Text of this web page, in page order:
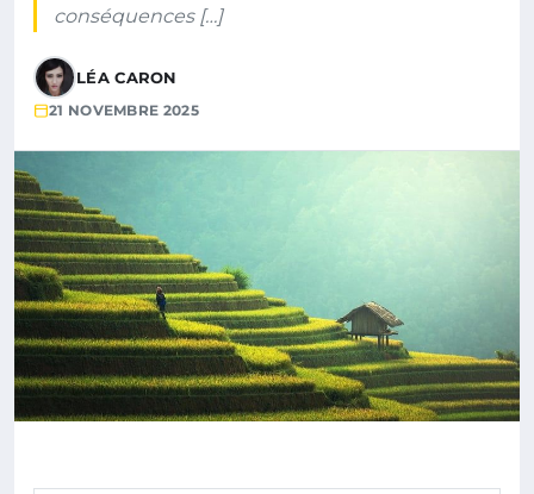
conséquences […]
LÉA CARON
21 NOVEMBRE 2025